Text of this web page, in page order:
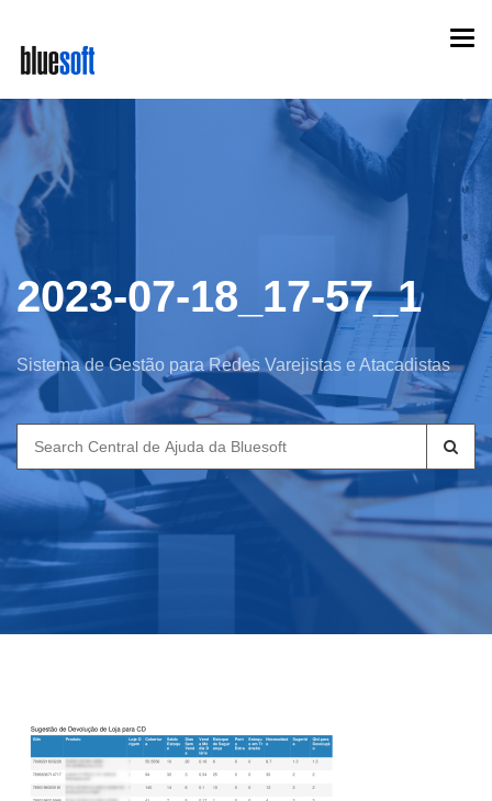
main
content
2023-07-18_17-57_1
Sistema de Gestão para Redes Varejistas e Atacadistas
Search
for: